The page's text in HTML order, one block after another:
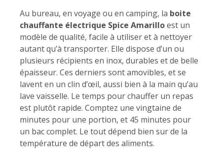
Au bureau, en voyage ou en camping, la boite
chauffante électrique Spice Amarilloest un
modèle de qualité, facile à utiliser et à nettoyer
autant qu’à transporter. Elle dispose d’un ou
plusieurs récipients en inox, durables et de belle
épaisseur. Ces derniers sont amovibles, et se
lavent en un clin d’œil, aussi bien à la main qu’au
lave vaisselle. Le temps pour chauffer un repas
est plutôt rapide. Comptez une vingtaine de
minutes pour une portion, et 45 minutes pour
un bac complet. Le tout dépend bien sur de la
température de départ des aliments.